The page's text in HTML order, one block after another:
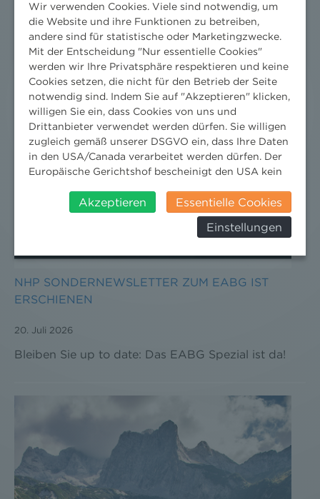
NHP SONDERNEWSLETTER ZUM EABG IST
ERSCHIENEN
20. Juli 2026
Bleiben Sie up to date: Das EABG Spezial ist da!
Wir verwenden Cookies. Viele sind notwendig, um
die Website und ihre Funktionen zu betreiben,
andere sind für statistische oder Marketingzwecke.
Mit der Entscheidung "Nur essentielle Cookies"
werden wir Ihre Privatsphäre respektieren und keine
Cookies setzen, die nicht für den Betrieb der Seite
notwendig sind. Indem Sie auf "Akzeptieren" klicken,
willigen Sie ein, dass Cookies von uns und
Drittanbieter verwendet werden dürfen. Sie willigen
zugleich gemäß unserer DSGVO ein, dass Ihre Daten
in den USA/Canada verarbeitet werden dürfen. Der
Europäische Gerichtshof bescheinigt den USA kein
insbesondere das Risiko, dass ihre Daten durch US-
Behörden, zu Kontroll- und zu
Überwachungszwecken, verarbeitet werden und
werden können. Zudem finden Sie am
Bildschirmrand ein Cookie-Icon wo Sie jederzeit Ihre
Weitere Infomationen finden Sie hier:
Akzeptieren
Essentielle Cookies
Einstellungen